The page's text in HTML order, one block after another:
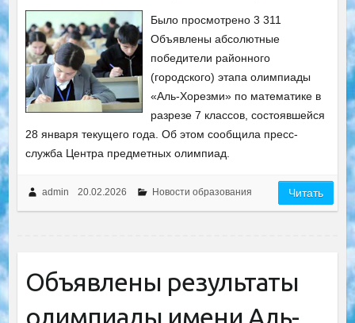
Было просмотрено 3 311
Объявлены абсолютные
победители районного
(городского) этапа олимпиады
«Аль-Хорезми» по математике в
разрезе 7 классов, состоявшейся
28 января текущего года. Об этом сообщила пресс-
служба Центра предметных олимпиад.
admin 20.02.2026 Новости образования Читать
Объявлены результаты
олимпиады имени Аль-